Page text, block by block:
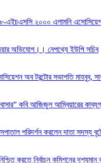
এইচএসসি ২০০০ এলামনি
অভিযোগ।। নেপথ্যে ইউপি সচিব
অব টরন্টোর সভাপতি মাহবুব,
কবি আজিজুল আম্বিয়ারের
পরিদর্শন করলেন দাতা সদস্য
করতে নির্বাচন কমিশনের দৃশ‍্যমান